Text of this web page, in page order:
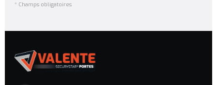
* Champs obligatoires